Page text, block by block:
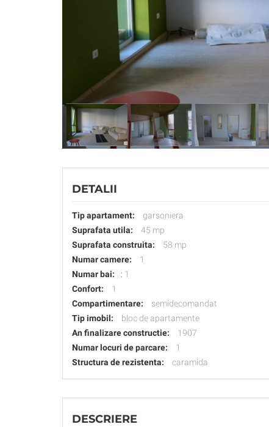
DETALII
Tip apartament:
garsoniera
Suprafata utila:
45 mp
Suprafata construita:
58 mp
Numar camere:
1
Numar bai:
: 1
Confort:
1
Compartimentare:
semidecomandat
Tip imobil:
bloc de apartamente
An finalizare constructie:
1907
Numar locuri de parcare:
1
Structura de rezistenta:
caramida
DESCRIERE